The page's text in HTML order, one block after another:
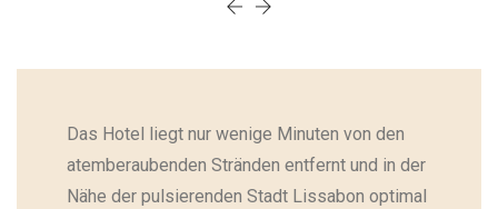
Das Hotel liegt nur wenige Minuten von den
atemberaubenden Stränden entfernt und in der
Nähe der pulsierenden Stadt Lissabon optimal